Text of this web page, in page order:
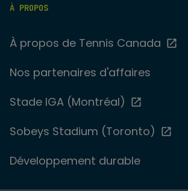
À PROPOS
À propos de Tennis Canada
Nos partenaires d'affaires
Stade IGA (Montréal)
Sobeys Stadium (Toronto)
Développement durable